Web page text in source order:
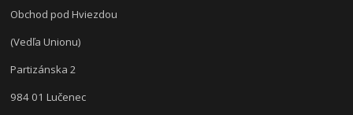
Obchod pod Hviezdou
(Vedľa Unionu)
Partizánska 2
984 01 Lučenec